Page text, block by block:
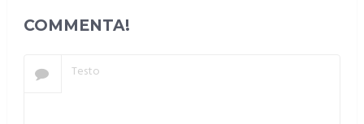
COMMENTA!